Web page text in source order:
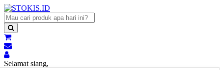
Selamat siang,